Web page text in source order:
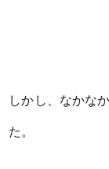
しかし、なかな
た。